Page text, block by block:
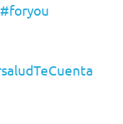
#foryou